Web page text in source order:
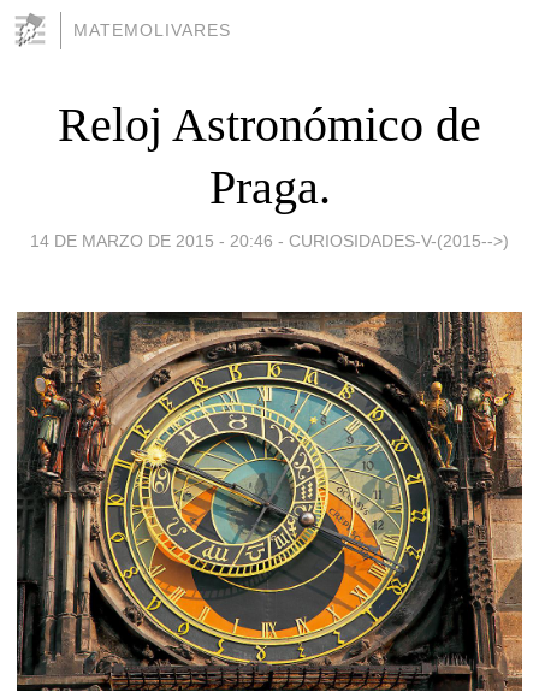
MATEMOLIVARES
Reloj Astronómico de
Praga.
14 DE MARZO DE 2015 - 20:46 - CURIOSIDADES-V-(2015-->)